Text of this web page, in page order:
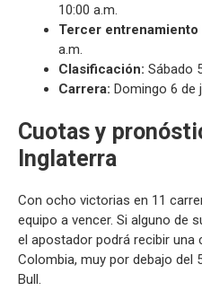
10:00 a.m.
Tercer entrenamiento
a.m.
Clasificación: Sábado
Carrera: Domingo 6 de
Cuotas y
Inglaterra
Con ocho victorias en 11
equipo a vencer. Si alguno de
el apostador podrá recibir una
Colombia, muy por debajo del
Bull.